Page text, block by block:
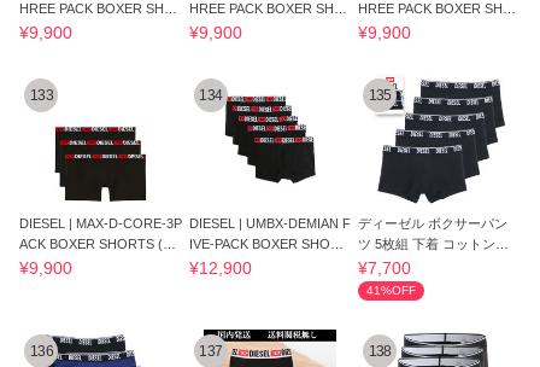
HREE PACK BOXER SHO
RTS(E5896) ボクサー
¥9,900
HREE PACK BOXER SHO
RTS(E4356) ボクサー
¥9,900
HREE PACK BOXER SHO
RTS(E3784) ボクサー
¥9,900
133
DIESEL | MAX-D-CORE-3P
ACK BOXER SHORTS (E4
101) ボクサー
¥9,900
134
DIESEL | UMBX-DEMIAN F
IVE-PACK BOXER SHORT
S (E4356) ボクサー
¥12,900
135
ディーゼル ボクサーパン
ツ 5枚組 下着 コットンス
トレッチ
¥7,700
41%OFF
136 137 138